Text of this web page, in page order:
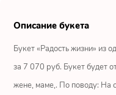
Ромашки
Альстромерии
Описание букета
Букет «Радость жизни» из
за 7 070 руб. Букет будет
жене, маме,. По поводу: На